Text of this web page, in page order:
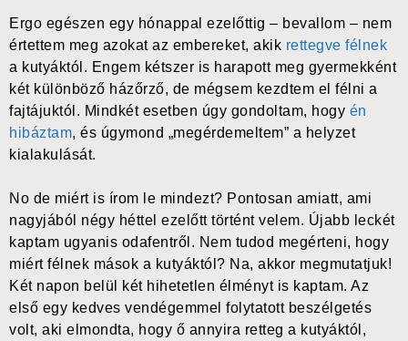
Ergo egészen egy hónappal ezelőttig – bevallom – nem
értettem meg azokat az embereket, akik rettegve félnek
a kutyáktól. Engem kétszer is harapott meg gyermekként
két különböző házőrző, de mégsem kezdtem el félni a
fajtájuktól. Mindkét esetben úgy gondoltam, hogy én
hibáztam, és úgymond „megérdemeltem” a helyzet
kialakulását.
No de miért is írom le mindezt? Pontosan amiatt, ami
nagyjából négy héttel ezelőtt történt velem. Újabb leckét
kaptam ugyanis odafentről. Nem tudod megérteni, hogy
miért félnek mások a kutyáktól? Na, akkor megmutatjuk!
Két napon belül két hihetetlen élményt is kaptam. Az
első egy kedves vendégemmel folytatott beszélgetés
volt, aki elmondta, hogy ő annyira retteg a kutyáktól,